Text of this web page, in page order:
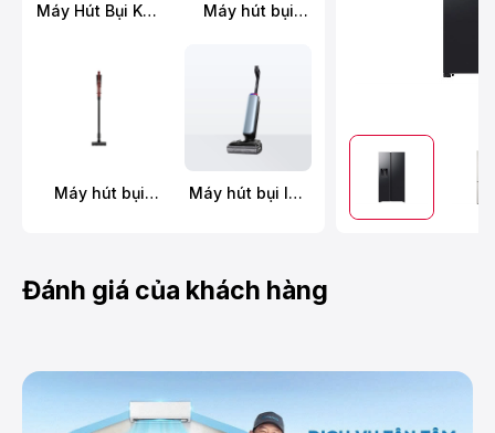
Máy Hút Bụi Khô
YW603AN49
Máy hút bụi
SBR70K946
Máy hút bụi
Máy hút bụi lau
Prime
Đánh giá của khách hàng